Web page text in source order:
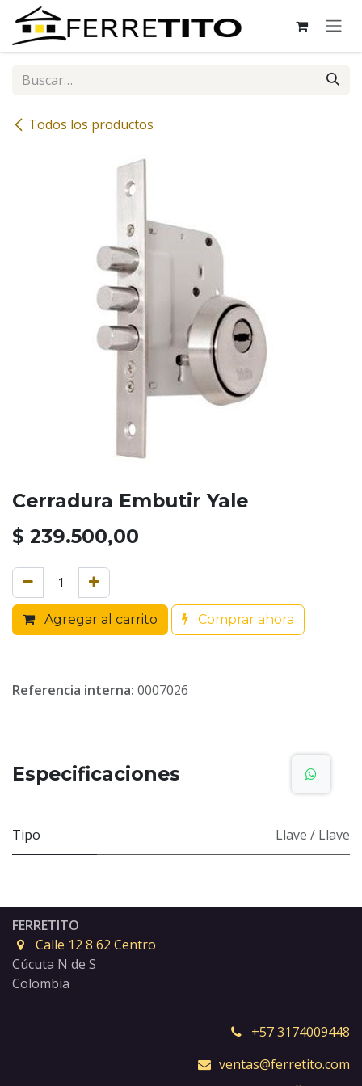
Ir al contenido
Todos los productos
Cerradura Embutir Yale
$ 239.500,00
Agregar al carrito Comprar ahora
Referencia interna: 0007026
Especificaciones
Tipo Llave / Llave
FERRETITO
Calle 12 8 62 Centro
Cúcuta N de S
Colombia
+57 3174009448
ventas@ferretito.com